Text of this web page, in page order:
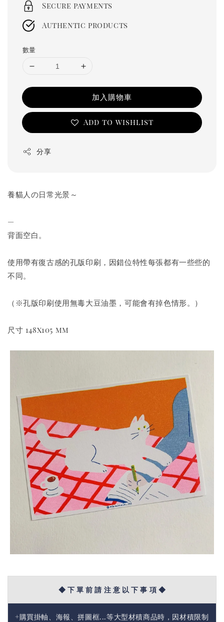
Secure payments
Authentic products
數量
加入購物車
Add to wishlist
分享
養貓人の日常光景～
—
背面空白。
使用帶有復古感的孔版印刷，因錯位特性每張都有一些些的
不同。
（※孔版印刷使用無毒大豆油墨，可能會有掉色情形。）
尺寸 148x105 mm
◆ 下 單 前 請 注 意 以 下 事 項 ◆
+購買掛軸、海報、拼圖框...等大型材積商品時，因材積限制